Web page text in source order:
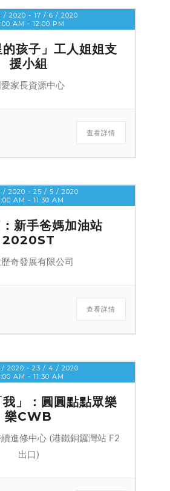
/ 2020 - 17 / 6 / 2020
AM - 12:00 PM
的孩子」工人姐姐支
援小組
家⾧資源中心
查看詳情
/ 2020 - 25 / 5 / 2020
AM - 11:30 AM
新手爸媽加油站
2020ST
奇發展有限公司
查看詳情
2020 - 23 / 4 / 2020
AM - 11:30 AM
」：圓圓點點眾樂
樂CWB
進修中心 (港鐵銅鑼灣站 F2
出口)